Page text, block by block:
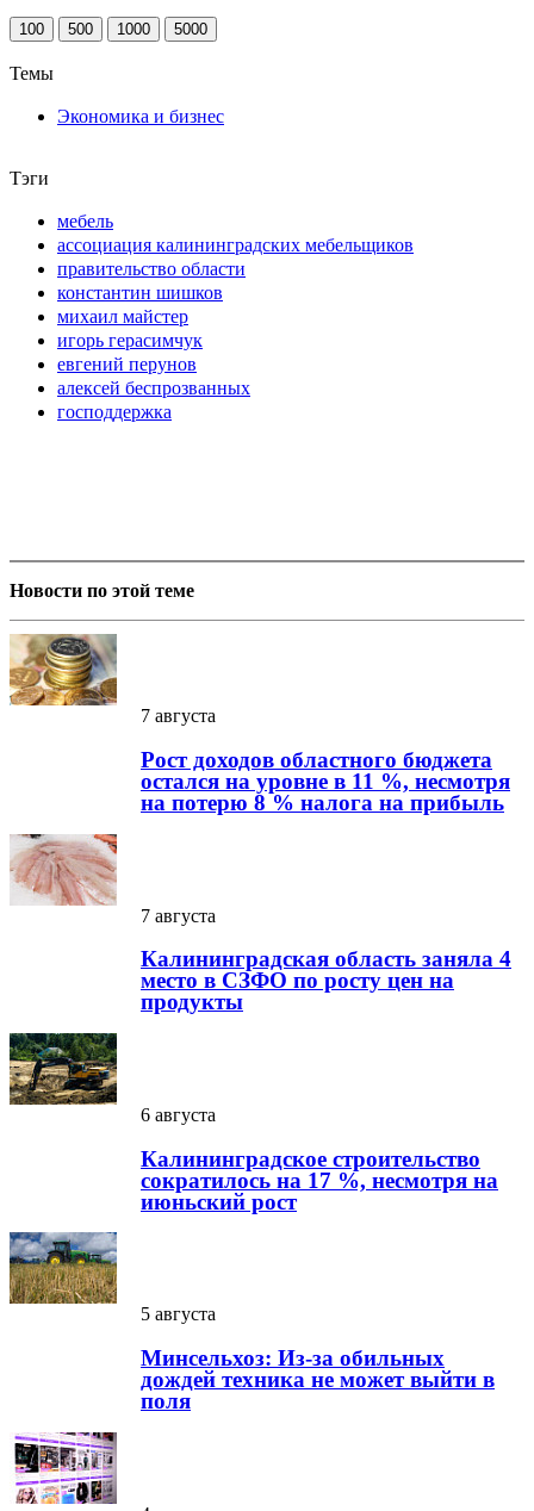
100 500 1000 5000
Темы
Экономика и бизнес
Тэги
мебель
ассоциация калининградских мебельщиков
правительство области
константин шишков
михаил майстер
игорь герасимчук
евгений перунов
алексей беспрозванных
господдержка
Новости по этой теме
7 августа
Рост доходов областного бюджета
остался на уровне в 11 %, несмотря
на потерю 8 % налога на прибыль
7 августа
Калининградская область заняла 4
место в СЗФО по росту цен на
продукты
6 августа
Калининградское строительство
сократилось на 17 %, несмотря на
июньский рост
5 августа
Минсельхоз: Из-за обильных
дождей техника не может выйти в
поля